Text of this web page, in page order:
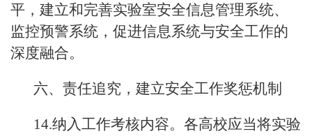
平，建立和完善实验室安全信息管理系统、
监控预警系统，促进信息系统与安全工作的
深度融合。
六、责任追究，建立安全工作奖惩机制
14.纳入工作考核内容。各高校应当将实验